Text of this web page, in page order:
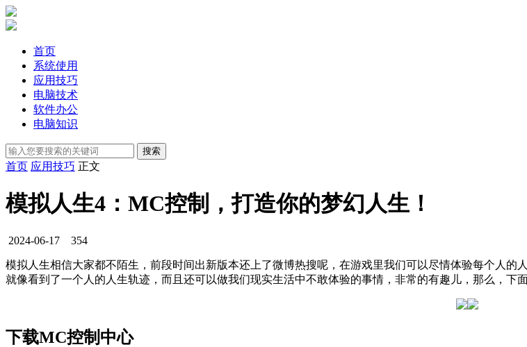
首页
系统使用
应用技巧
电脑技术
软件办公
电脑知识
首页 应用技巧 正文
模拟人生4：MC控制，打造你的梦幻人生！
2024-06-17 354
模拟人生相信大家都不陌生，前段时间出新版本还上了微博热搜呢，在游戏里我们可以尽情体验每个人的
就像看到了一个人的人生轨迹，而且还可以做我们现实生活中不敢体验的事情，非常的有趣儿，那么，下
下载MC控制中心